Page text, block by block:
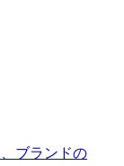
ブランドの